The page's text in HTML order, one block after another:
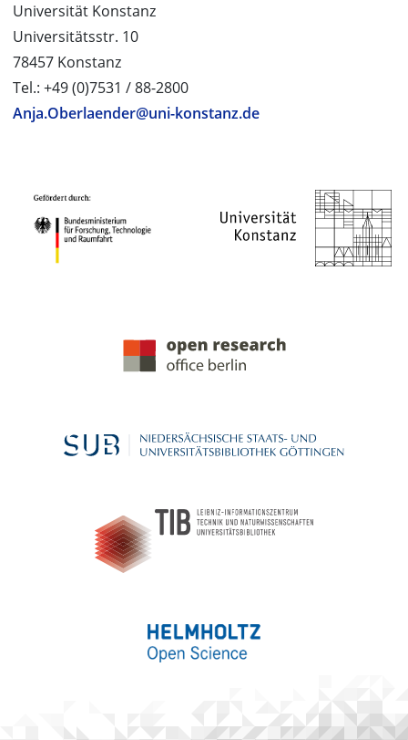
Universität Konstanz
Universitätsstr. 10
78457 Konstanz
Tel.: +49 (0)7531 / 88-2800
Anja.Oberlaender@uni-konstanz.de